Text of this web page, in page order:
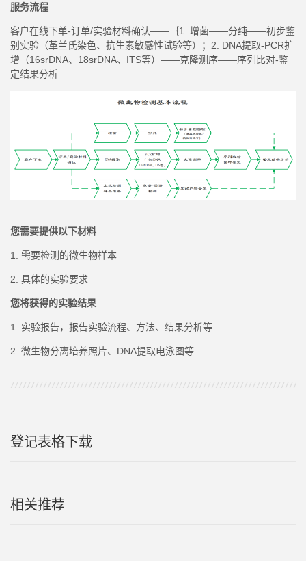
服务流程
客户在线下单-订单/实验材料确认—— ｛1. 增菌——分纯——初步鉴
别实验（革兰氏染色、抗生素敏感性试验等）；2. DNA提取-PCR扩
增 （16srDNA、18srDNA、 ITS等）——克隆测序——序列比对-鉴
定结果分析
您需要提供以下材料
1. 需要检测的微生物样本
2. 具体的实验要求
您将获得的实验结果
1. 实验报告，报告实验流程、方法、结果分析等
2. 微生物分离培养照片、 DNA提取电泳图等
登记表格下载
相关推荐